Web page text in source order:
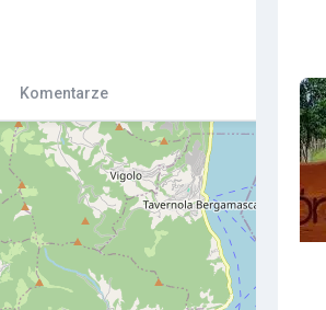
Komentarze